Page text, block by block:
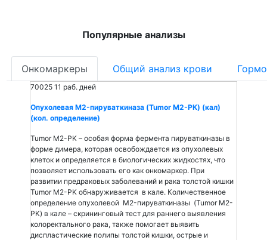
Популярные анализы
Онкомаркеры Общий анализ крови
70025 11 раб. дней
Опухолевая M2-пируваткиназа (Tumor M2-PK) (кал)
(кол. определение)
Tumor M2-PK – особая форма фермента пируваткиназы в
форме димера, которая освобождается из опухолевых
клеток и определяется в биологических жидкостях, что
позволяет использовать его как онкомаркер. При
развитии предраковых заболеваний и рака толстой кишки
Tumor M2-PK обнаруживается в кале. Количественное
определение опухолевой M2-пируваткиназы (Tumor M2-
PK) в кале – скрининговый тест для раннего выявления
колоректального рака, также помогает выявить
диспластические полипы толстой кишки, острые и